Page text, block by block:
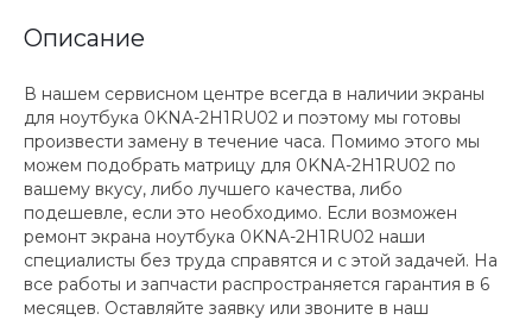
Описание
В нашем сервисном центре всегда в наличии экраны
для ноутбука 0KNA-2H1RU02 и поэтому мы готовы
произвести замену в течение часа. Помимо этого мы
можем подобрать матрицу для 0KNA-2H1RU02 по
вашему вкусу, либо лучшего качества, либо
подешевле, если это необходимо. Если возможен
ремонт экрана ноутбука 0KNA-2H1RU02 наши
специалисты без труда справятся и с этой задачей. На
все работы и запчасти распространяется гарантия в 6
месяцев. Оставляйте заявку или звоните в наш